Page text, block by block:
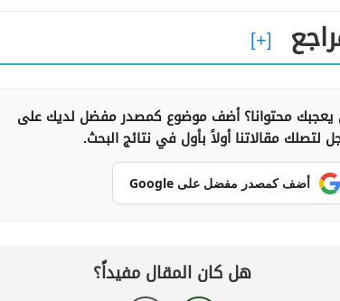
محتوانا؟ أضف موضوع كمصدر مفضل لديك على
لتصلك مقالاتنا أولاً بأول في نتائج البحث.
أضف كمصدر مفضل على Google
هل كان المقال مفيداً؟